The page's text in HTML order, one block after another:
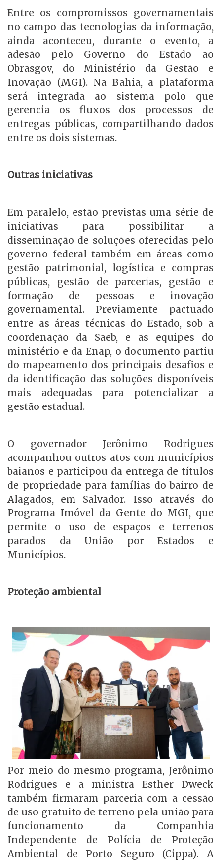
Entre os compromissos governamentais
no campo das tecnologias da informação,
ainda aconteceu, durante o evento, a
adesão pelo Governo do Estado ao
Obrasgov, do Ministério da Gestão e
Inovação (MGI). Na Bahia, a plataforma
será integrada ao sistema polo que
gerencia os fluxos dos processos de
entregas públicas, compartilhando dados
entre os dois sistemas.
Outras iniciativas
Em paralelo, estão previstas uma série de
iniciativas para possibilitar a
disseminação de soluções oferecidas pelo
governo federal também em áreas como
gestão patrimonial, logística e compras
públicas, gestão de parcerias, gestão e
formação de pessoas e inovação
governamental. Previamente pactuado
entre as áreas técnicas do Estado, sob a
coordenação da Saeb, e as equipes do
ministério e da Enap, o documento partiu
do mapeamento dos principais desafios e
da identificação das soluções disponíveis
mais adequadas para potencializar a
gestão estadual.
O governador Jerônimo Rodrigues
acompanhou outros atos com municípios
baianos e participou da entrega de títulos
de propriedade para famílias do bairro de
Alagados, em Salvador. Isso através do
Programa Imóvel da Gente do MGI, que
permite o uso de espaços e terrenos
parados da União por Estados e
Municípios.
Proteção ambiental
Por meio do mesmo programa, Jerônimo
Rodrigues e a ministra Esther Dweck
também firmaram parceria com a cessão
de uso gratuito de terreno pela união para
funcionamento da Companhia
Independente de Polícia de Proteção
Ambiental de Porto Seguro (Cippa). A